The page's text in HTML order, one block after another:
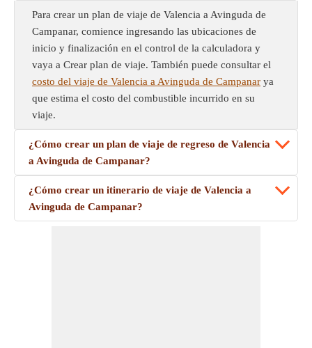
Para crear un plan de viaje de Valencia a Avinguda de
Campanar, comience ingresando las ubicaciones de
inicio y finalización en el control de la calculadora y
vaya a Crear plan de viaje. También puede consultar el
costo del viaje de Valencia a Avinguda de Campanar ya
que estima el costo del combustible incurrido en su
viaje.
¿Cómo crear un plan de viaje de regreso de Valencia
a Avinguda de Campanar?
¿Cómo crear un itinerario de viaje de Valencia a
Avinguda de Campanar?